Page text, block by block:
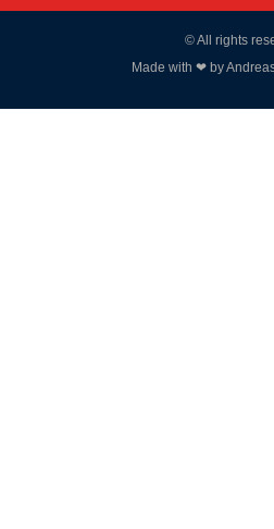
© All rights
Made with ❤ by